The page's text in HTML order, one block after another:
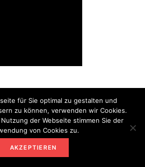
FACEBOOK
Heimatwurzel/
für Sie optimal zu gestalten und
zu können, verwenden wir Cookies.
der Webseite stimmen Sie der
von Cookies zu.
AKZEPTIEREN